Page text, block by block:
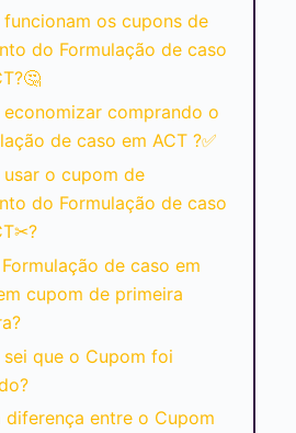
funcionam os cupons de
do Formulação de caso
economizar comprando o
de caso em ACT ?✅
usar o cupom de
do Formulação de caso
de caso em
cupom de primeira
sei que o Cupom foi
diferença entre o Cupom